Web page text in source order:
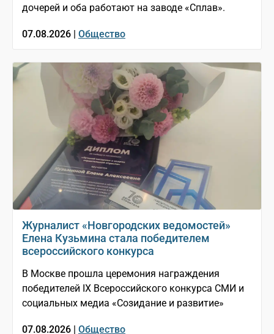
дочерей и оба работают на заводе «Сплав».
07.08.2026 | Общество
Журналист «Новгородских ведомостей»
Елена Кузьмина стала победителем
всероссийского конкурса
В Москве прошла церемония награждения
победителей IX Всероссийского конкурса СМИ и
социальных медиа «Созидание и развитие»
07.08.2026 | Общество